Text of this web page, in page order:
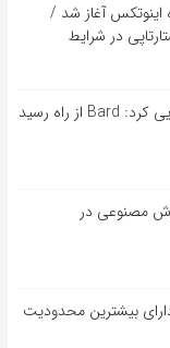
اینوتکس آغاز شد /
در شرایط
مصنوعی در
بیشترین محدودیت